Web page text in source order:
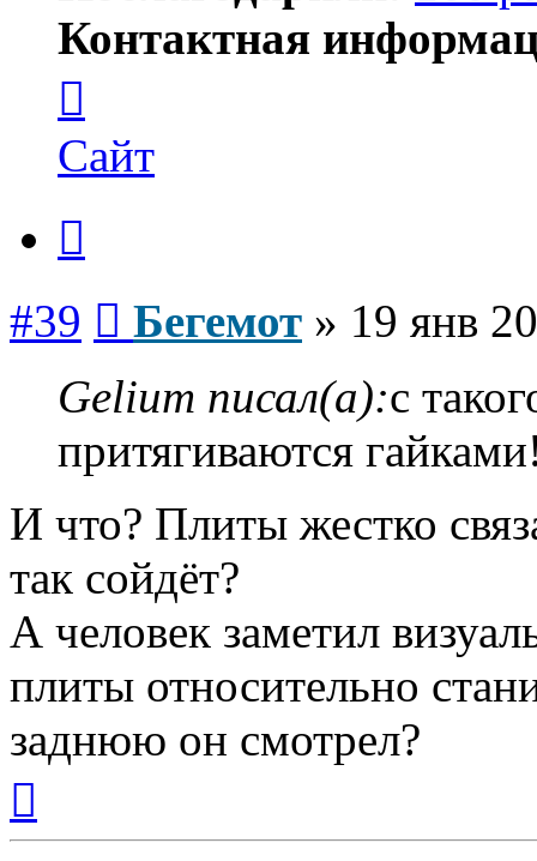
Контактная
пользователя
Бегемот
Сайт
#39 Бегемот » 19 янв
Gelium писал(а):с
притягиваются
И что? Плиты жестко
так сойдёт?
А человек заметил
плиты относительно
заднюю он смотрел?
началу